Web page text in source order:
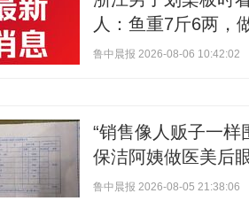
人：鱼重7斤6两，
鲁中晨报 2026-08-06 10:42:02
“销售像人贩子一样
保洁阿姨做医美后
鲁中晨报 2026-08-05 21:38:06